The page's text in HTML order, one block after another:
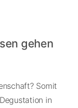
gehen
Somit
in